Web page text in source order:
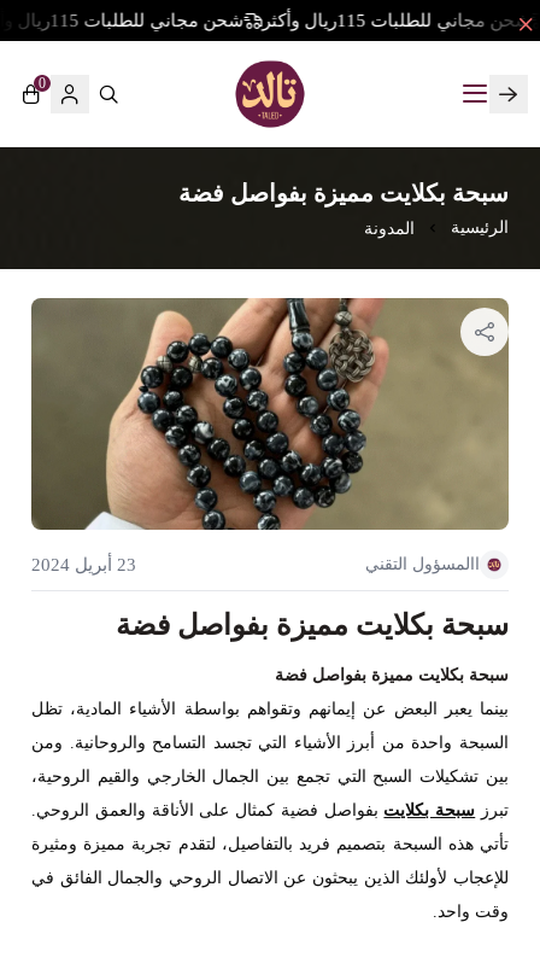
مجاني للطلبات 115ريال وأكثر شحن مجاني للطلبات 115ريال وأكثر
تالد
0
سبحة بكلايت مميزة بفواصل فضة
الرئيسية المدونة
االمسؤول التقني 23 أبريل 2024
سبحة بكلايت مميزة بفواصل فضة
سبحة بكلايت مميزة بفواصل فضة
بينما يعبر البعض عن إيمانهم وتقواهم بواسطة الأشياء المادية، تظل
السبحة واحدة من أبرز الأشياء التي تجسد التسامح والروحانية. ومن
بين تشكيلات السبح التي تجمع بين الجمال الخارجي والقيم الروحية،
تبرز سبحة بكلايت بفواصل فضية كمثال على الأناقة والعمق الروحي.
تأتي هذه السبحة بتصميم فريد بالتفاصيل، لتقدم تجربة مميزة ومثيرة
للإعجاب لأولئك الذين يبحثون عن الاتصال الروحي والجمال الفائق في
وقت واحد.